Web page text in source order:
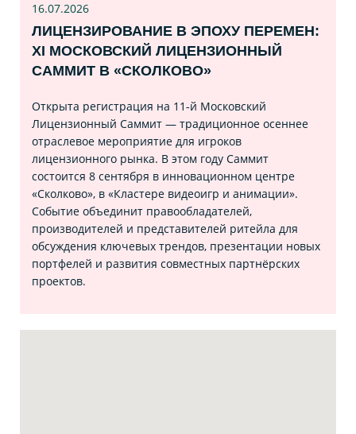
16.07.2026
ЛИЦЕНЗИРОВАНИЕ В ЭПОХУ ПЕРЕМЕН:
XI МОСКОВСКИЙ ЛИЦЕНЗИОННЫЙ
САММИТ В «СКОЛКОВО»
Открыта регистрация на 11‑й Московский
Лицензионный Саммит — традиционное осеннее
отраслевое мероприятие для игроков
лицензионного рынка. В этом году Саммит
состоится 8 сентября в инновационном центре
«Сколково», в «Кластере видеоигр и анимации».
Событие объединит правообладателей,
производителей и представителей ритейла для
обсуждения ключевых трендов, презентации новых
портфелей и развития совместных партнёрских
проектов.